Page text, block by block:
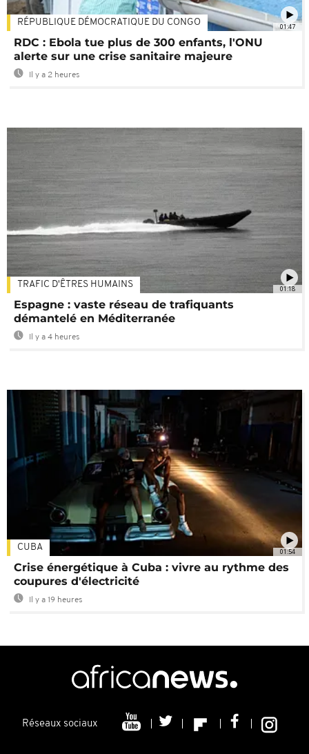
01:47
RÉPUBLIQUE DÉMOCRATIQUE DU CONGO
RDC : Ebola tue plus de 300 enfants, l'ONU
alerte sur une crise sanitaire majeure
Il y a 2 heures
01:18
TRAFIC D'ÊTRES HUMAINS
Espagne : vaste réseau de trafiquants
démantelé en Méditerranée
Il y a 4 heures
01:54
CUBA
Crise énergétique à Cuba : vivre au rythme des
coupures d'électricité
Il y a 19 heures
Réseaux sociaux